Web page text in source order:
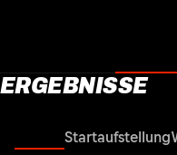
ERGEBNISSE
Startaufstellung